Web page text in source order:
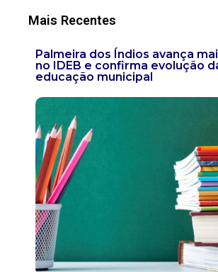
Mais Recentes
Palmeira dos Índios avança
no IDEB e confirma evolução
educação municipal